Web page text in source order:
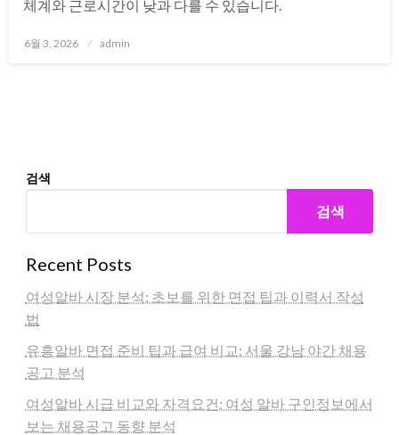
체계와 근로시간이 낮과 다를 수 있습니다.
Posted
6월 3, 2026 admin
검색
검색
Recent Posts
여성알바 시장 분석: 초보를 위한 면접 팁과 이력서 작성
법
유흥알바 면접 준비 팁과 급여 비교: 서울 강남 야간 채용
공고 분석
여성알바 시급 비교와 자격요건: 여성 알바 구인정보에서
보는 채용공고 동향 분석